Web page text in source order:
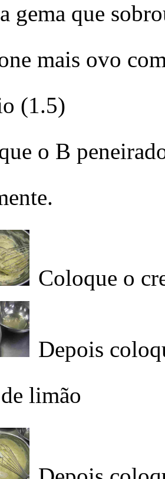
gema que
mais ovo
(1.5)
o B
Coloque o
Depois
limão